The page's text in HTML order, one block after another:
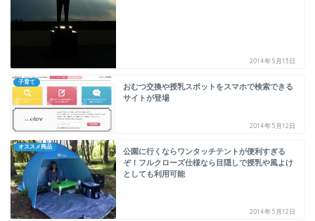
2014年5月13日
子育て
おむつ交換や授乳スポットをスマホで検索できる
サイトが登場
2014年5月12日
オススメ商品
公園に行くならワンタッチテントが便利すぎる
ぞ！フルクローズ仕様なら目隠しで授乳や風よけ
としても利用可能
2014年5月12日